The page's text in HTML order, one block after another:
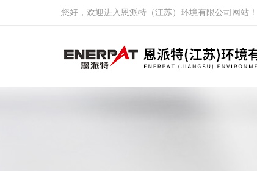
您好，欢迎进入恩派特（江苏）环境有限公司网站！